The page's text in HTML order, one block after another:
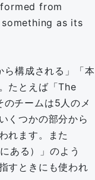
from
as its
ら構成される」「本
たとえば「The
チームは5人のメ
くつかの部分から
れます。また
ある）」のよう
すときにも使われ